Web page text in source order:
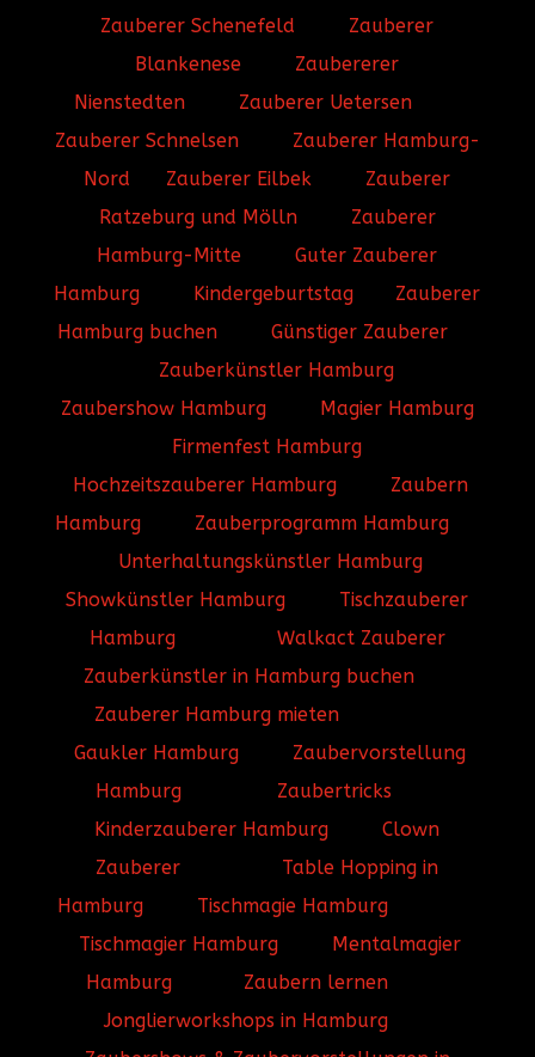
Zauberer Schenefeld
Zauberer
Blankenese
Zaubererer
Nienstedten
Zauberer Uetersen
Zauberer Schnelsen
Zauberer Hamburg-
Nord
Zauberer Eilbek
Zauberer
Ratzeburg und Mölln
Zauberer
Hamburg-Mitte
Guter Zauberer
Hamburg
Kindergeburtstag
Zauberer
Hamburg buchen
Günstiger Zauberer
Zauberkünstler Hamburg
Zaubershow Hamburg
Magier Hamburg
Firmenfest Hamburg
Hochzeitszauberer Hamburg
Zaubern
Hamburg
Zauberprogramm Hamburg
Unterhaltungskünstler Hamburg
Showkünstler Hamburg
Tischzauberer
Hamburg
Walkact Zauberer
Zauberkünstler in Hamburg buchen
Zauberer Hamburg mieten
Gaukler Hamburg
Zaubervorstellung
Hamburg
Zaubertricks
Kinderzauberer Hamburg
Clown
Zauberer
Table Hopping in
Hamburg
Tischmagie Hamburg
Tischmagier Hamburg
Mentalmagier
Hamburg
Zaubern lernen
Jonglierworkshops in Hamburg